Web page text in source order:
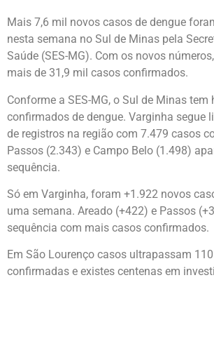
Mais 7,6 mil novos casos de dengue
nesta semana no Sul de Minas pela
Saúde (SES-MG). Com os novos
mais de 31,9 mil casos confirmados.
Conforme a SES-MG, o Sul de Minas
confirmados de dengue. Varginha segue
de registros na região com 7.479 casos
Passos (2.343) e Campo Belo (1.498)
sequência.
Só em Varginha, foram +1.922 novos
uma semana. Areado (+422) e Passos
sequência com mais casos confirmados.
Em São Lourenço casos ultrapassam
confirmadas e existes centenas em